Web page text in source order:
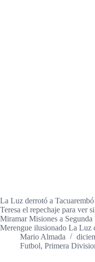
La Luz derrotó a
Teresa el repechaje para ver
Miramar Misiones a
Merengue ilusionado La
Mario Almada
Futbol, Primera